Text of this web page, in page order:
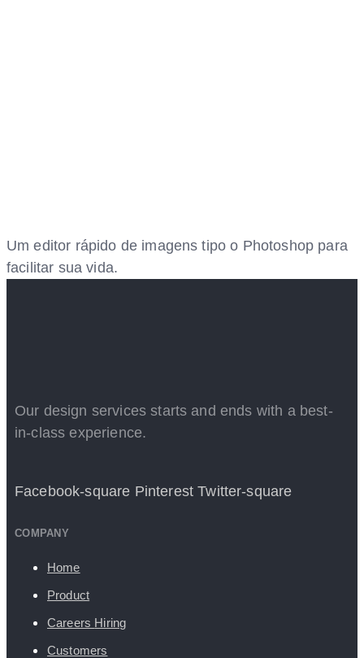
Um editor rápido de imagens tipo o Photoshop para
facilitar sua vida.
Our design services starts and ends with a best-
in-class experience.
Facebook-square Pinterest Twitter-square
COMPANY
Home
Product
Careers Hiring
Customers